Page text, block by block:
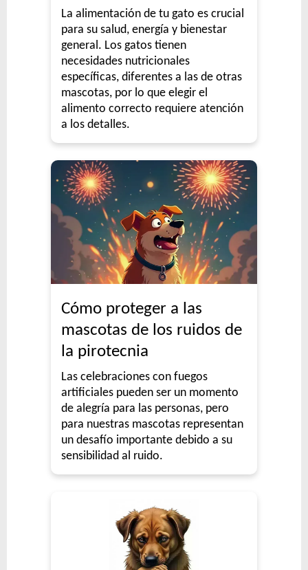
Vitalcan Premium Perro Adulto Sabor Cordero
Vitalcan Premium Perro Control de Peso
Vitalcan Therapy Canine Cardiac Health
Vitalcan Therapy Canine Gastrointestinal Aid
Vitalcan Therapy Canine Hypoallergenic Care
Vitalcan Therapy Canine Mobility AID
Voraz Perros Adultos
Winy Adultos
Xtreme Dog Criadores Perro Adulto
Xtreme Dog Perro Adulto
Zimpi Perro Adulto
La alimentación de tu gato es crucial
para su salud, energía y bienestar
general. Los gatos tienen
necesidades nutricionales
específicas, diferentes a las de otras
mascotas, por lo que elegir el
alimento correcto requiere atención
a los detalles.
Cómo proteger a las
mascotas de los ruidos de
la pirotecnia
Las celebraciones con fuegos
artificiales pueden ser un momento
de alegría para las personas, pero
para nuestras mascotas representan
un desafío importante debido a su
sensibilidad al ruido.